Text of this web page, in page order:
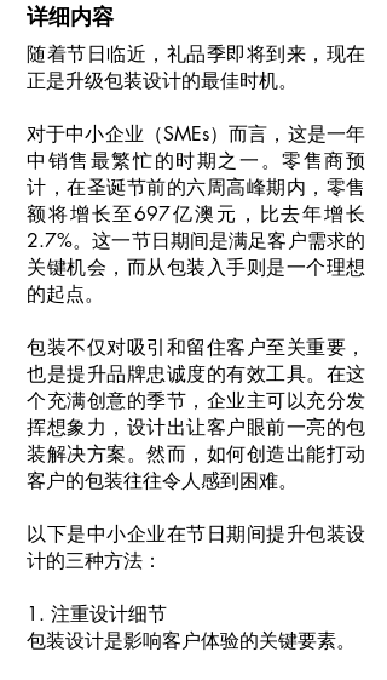
详细内容
随着节日临近，礼品季即将到来，现在
正是升级包装设计的最佳时机。
对于中小企业（SMEs）而言，这是一年
中销售最繁忙的时期之一。零售商预
计，在圣诞节前的六周高峰期内，零售
额将增长至697亿澳元，比去年增长
2.7%。这一节日期间是满足客户需求的
关键机会，而从包装入手则是一个理想
的起点。
包装不仅对吸引和留住客户至关重要，
也是提升品牌忠诚度的有效工具。在这
个充满创意的季节，企业主可以充分发
挥想象力，设计出让客户眼前一亮的包
装解决方案。然而，如何创造出能打动
客户的包装往往令人感到困难。
以下是中小企业在节日期间提升包装设
计的三种方法：
1. 注重设计细节
包装设计是影响客户体验的关键要素。